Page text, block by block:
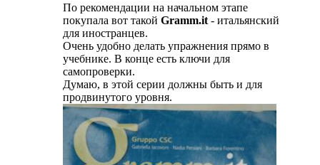
По рекомендации на начальном этапе
покупала вот такой Gramm.it - итальянский
для иностранцев.
Очень удобно делать упражнения прямо в
учебнике. В конце есть ключи для
самопроверки.
Думаю, в этой серии должны быть и для
продвинутого уровня.